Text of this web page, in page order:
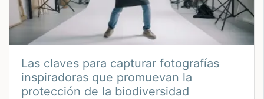
Las claves para capturar fotografías
inspiradoras que promuevan la
protección de la biodiversidad